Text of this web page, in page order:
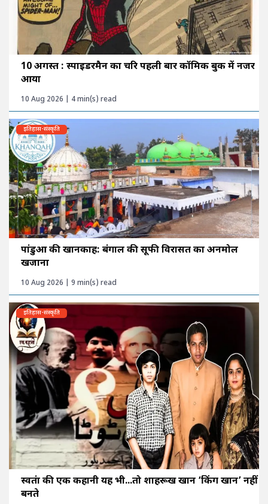
10 अगस्त : स्पाइडरमैन का चरित्र पहली बार कॉमिक बुक में नजर
आया
10 Aug 2026 | 4 min(s) read
इतिहास-संस्कृति
पांडुआ की खानकाह: बंगाल की सूफी विरासत का अनमोल
खजाना
10 Aug 2026 | 9 min(s) read
इतिहास-संस्कृति
स्वतंत्रा की एक कहानी यह भी...तो शाहरूख खान ‘किंग खान’ नहीं
बनते